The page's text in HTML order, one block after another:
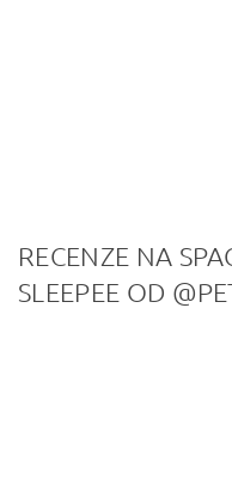
RECENZE NA
SLEEPEE OD